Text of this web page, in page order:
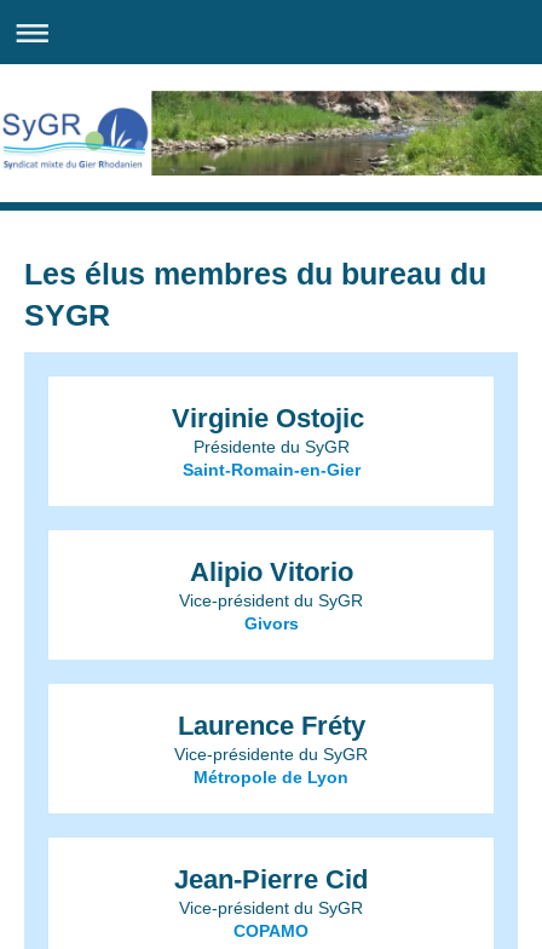
Les élus membres du bureau du
SYGR
Virginie Ostojic
Présidente du SyGR
Saint-Romain-en-Gier
Alipio Vitorio
Vice-président du SyGR
Givors
Laurence Fréty
Vice-présidente du SyGR
Métropole de Lyon
Jean-Pierre Cid
Vice-président du SyGR
COPAMO